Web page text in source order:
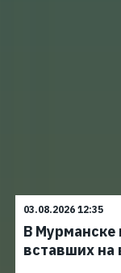
03.08.2026 12:35
В Мурманске
вставших на